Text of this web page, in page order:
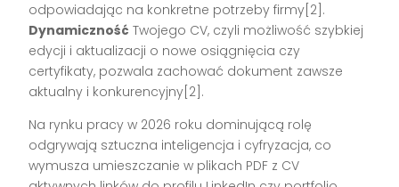
odpowiadając na konkretne potrzeby firmy[2].
Dynamiczność Twojego CV, czyli możliwość szybkiej
edycji i aktualizacji o nowe osiągnięcia czy
certyfikaty, pozwala zachować dokument zawsze
aktualny i konkurencyjny[2].
Na rynku pracy w 2026 roku dominującą rolę
odgrywają sztuczna inteligencja i cyfryzacja, co
wymusza umieszczanie w plikach PDF z CV